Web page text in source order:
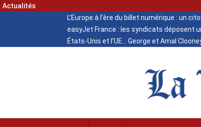
Actualités
L’Europe à l’ère du billet numérique : un
easyJet France : les syndicats déposent
États-Unis et l’UE
George et Amal
La